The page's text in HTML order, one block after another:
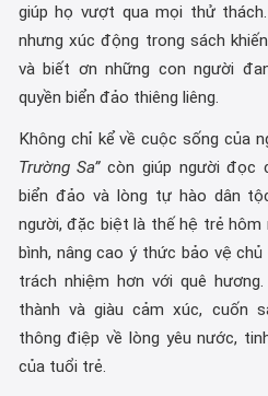
giúp họ vượt qua mọi thử
nhưng xúc động trong sách
và biết ơn những con người
quyền biển đảo thiêng liêng.
Không chỉ kể về cuộc sống của
Trường Sa”còn giúp người đọc
biển đảo và lòng tự hào dân
người, đặc biệt là thế hệ trẻ hôm
bình, nâng cao ý thức bảo vệ
trách nhiệm hơn với quê
thành và giàu cảm xúc, cuốn
thông điệp về lòng yêu nước,
của tuổi trẻ.